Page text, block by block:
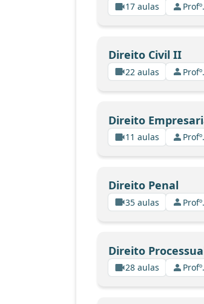
17 aulas
Direito Civil II
22 aulas
Direito
11 aulas
Direito Penal
35 aulas
Direito
28 aulas